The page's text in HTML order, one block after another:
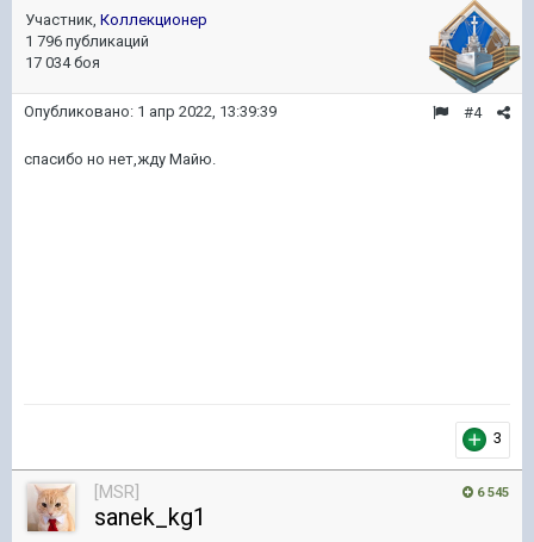
Участник, Коллекционер
1 796 публикаций
17 034 боя
#4
Опубликовано: 1 апр 2022, 13:39:39
спасибо но нет,жду Майю.
3
6 545
[MSR]
sanek_kg1